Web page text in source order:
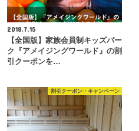
2018.7.15
【全国版】家族会員制キッズパー
ク『アメイジングワールド』の割
引クーポンを…
割引クーポン・キャンペーン